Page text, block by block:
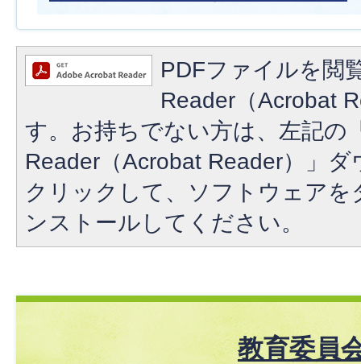
PDFファイルを閲
Reader（Acrobat
す。お持ちでない方は、左記の
Reader（Acrobat Reader）」
クリックして、ソフトウェア
ンストールしてください。
教育委員